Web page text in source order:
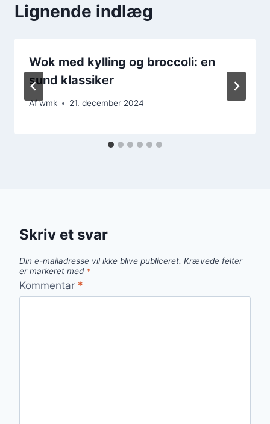
Lignende indlæg
Wok med kylling og broccoli: en
sund klassiker
Afwmk 21. december 2024
Skriv et svar
Din e-mailadresse vil ikke blive publiceret. Krævede felter
er markeret med *
Kommentar *